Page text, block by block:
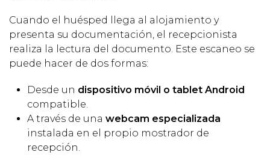
Cuando el huésped llega al alojamiento y
presenta su documentación, el recepcionista
realiza la lectura del documento. Este escaneo se
puede hacer de dos formas:
Desde un dispositivo móvil o tablet Android
compatible.
A través de una webcam especializada
instalada en el propio mostrador de
recepción.